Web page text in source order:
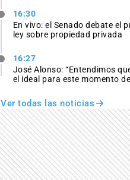
16:30
En vivo: el Senado debate el
ley sobre propiedad privada
16:27
José Alonso: “Entendimos
el ideal para este momento
Ver todas las noticias